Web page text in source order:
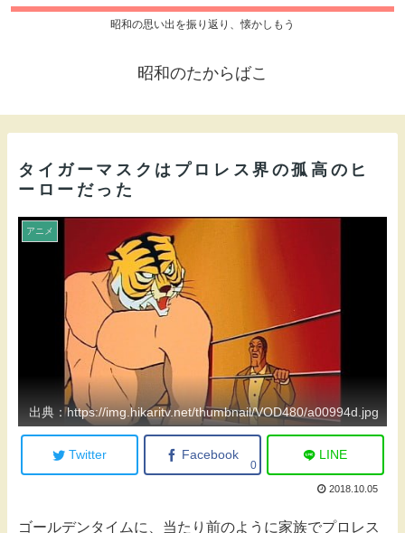
昭和の思い出を振り返り、懐かしもう
昭和のたからばこ
タイガーマスクはプロレス界の孤高のヒ
ーローだった
アニメ
出典：https://img.hikaritv.net/thumbnail/VOD480/a00994d.jpg
Twitter Facebook
0
LINE
2018.10.05
ゴールデンタイムに、当たり前のように家族でプロレス